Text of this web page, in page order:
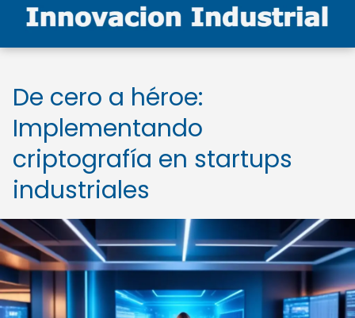
De cero a héroe:
Implementando
criptografía en startups
industriales